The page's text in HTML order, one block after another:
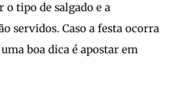
o tipo de salgado e a
servidos. Caso a festa ocorra
boa dica é apostar em